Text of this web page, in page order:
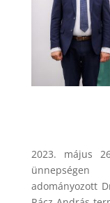
2023. május
ünnepségen
adományozott